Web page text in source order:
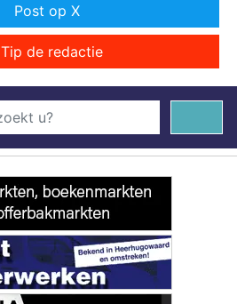
Post op X
Tip de redactie